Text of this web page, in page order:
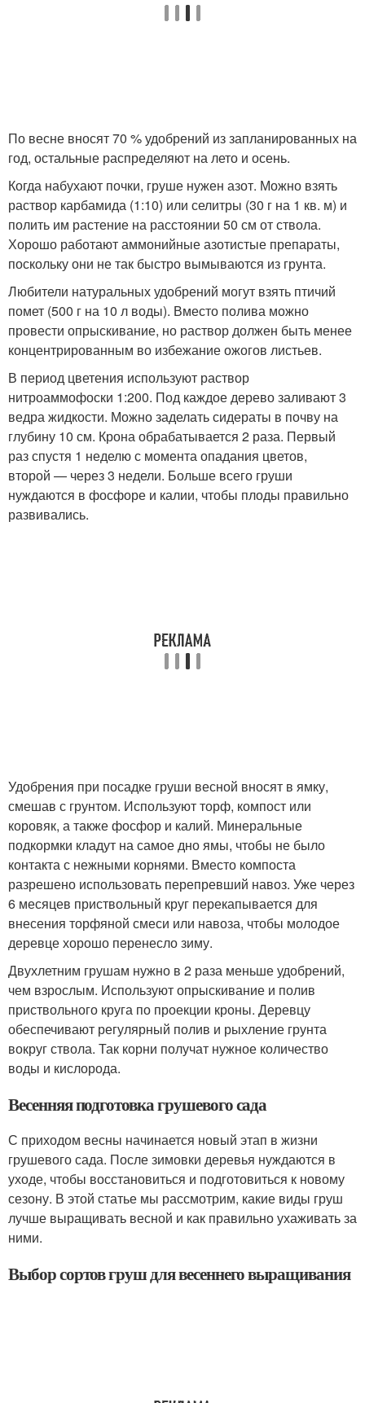
По весне вносят 70 % удобрений из запланированных на
год, остальные распределяют на лето и осень.
Когда набухают почки, груше нужен азот. Можно взять
раствор карбамида (1:10) или селитры (30 г на 1 кв. м) и
полить им растение на расстоянии 50 см от ствола.
Хорошо работают аммонийные азотистые препараты,
поскольку они не так быстро вымываются из грунта.
Любители натуральных удобрений могут взять птичий
помет (500 г на 10 л воды). Вместо полива можно
провести опрыскивание, но раствор должен быть менее
концентрированным во избежание ожогов листьев.
В период цветения используют раствор
нитроаммофоски 1:200. Под каждое дерево заливают 3
ведра жидкости. Можно заделать сидераты в почву на
глубину 10 см. Крона обрабатывается 2 раза. Первый
раз спустя 1 неделю с момента опадания цветов,
второй — через 3 недели. Больше всего груши
нуждаются в фосфоре и калии, чтобы плоды правильно
развивались.
Удобрения при посадке груши весной вносят в ямку,
смешав с грунтом. Используют торф, компост или
коровяк, а также фосфор и калий. Минеральные
подкормки кладут на самое дно ямы, чтобы не было
контакта с нежными корнями. Вместо компоста
разрешено использовать перепревший навоз. Уже через
6 месяцев приствольный круг перекапывается для
внесения торфяной смеси или навоза, чтобы молодое
деревце хорошо перенесло зиму.
Двухлетним грушам нужно в 2 раза меньше удобрений,
чем взрослым. Используют опрыскивание и полив
приствольного круга по проекции кроны. Деревцу
обеспечивают регулярный полив и рыхление грунта
вокруг ствола. Так корни получат нужное количество
воды и кислорода.
Весенняя подготовка грушевого сада
С приходом весны начинается новый этап в жизни
грушевого сада. После зимовки деревья нуждаются в
уходе, чтобы восстановиться и подготовиться к новому
сезону. В этой статье мы рассмотрим, какие виды груш
лучше выращивать весной и как правильно ухаживать за
ними.
Выбор сортов груш для весеннего выращивания